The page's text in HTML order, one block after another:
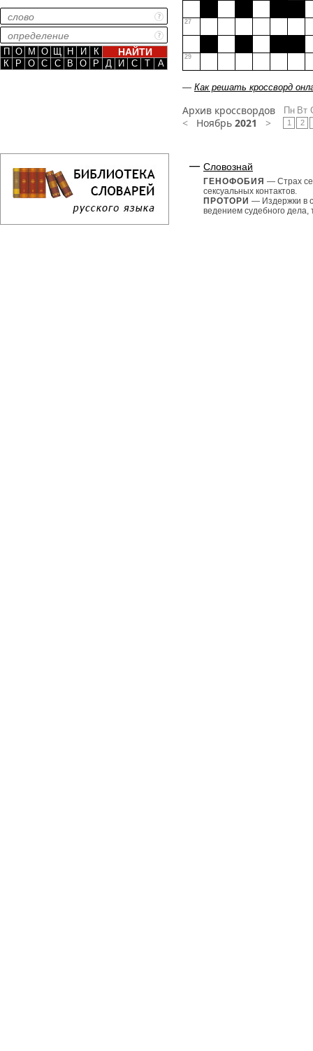
П О М О Щ Н И
К
К
Р О С С В О Р Д И С Т А
27
29
— Как решать кроссворд
Архив кроссвордов
< Ноябрь 2021 >
Пн
1
Вт
2
Словознай
ГЕНОФОБИЯ — Страх
сексуальных контактов.
ПРОТОРИ — Издержки в
ведением судебного дела,